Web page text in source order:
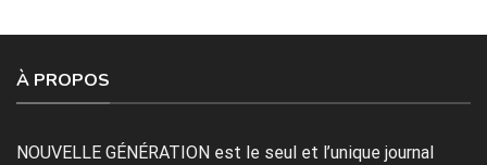
À PROPOS
NOUVELLE GÉNÉRATION est le seul et l’unique journal